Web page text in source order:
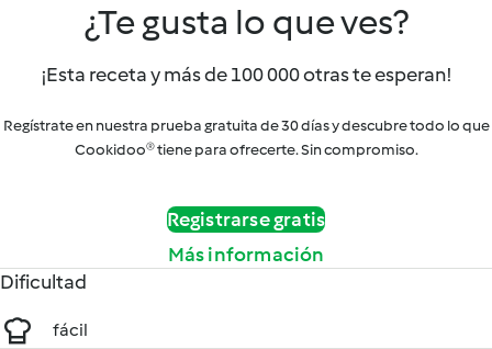
¿Te gusta lo que ves?
¡Esta receta y más de 100 000 otras te esperan!
Regístrate en nuestra prueba gratuita de 30 días y descubre todo lo que
Cookidoo® tiene para ofrecerte. Sin compromiso.
Registrarse gratis
Más información
Dificultad
fácil